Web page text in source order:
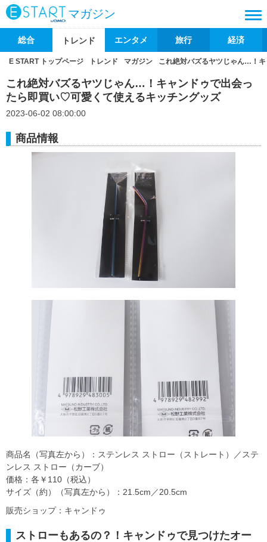
マガジン
総合 トレンド エンタメ 旅行 経済
E START トップページ トレンド マガジン これ絶対バズるヤツじゃん…！
これ絶対バズるヤツじゃん…！キャンドゥで出会っ
たら即買い♡可愛くて使えるキッチングッズ
2023-06-02 08:00:00
商品情報
商品名（写真左から）：ステンレス ストロー（ストレート）／ステ
ンレス ストロー（カーブ）
価格：各￥110（税込）
サイズ（約）（写真左から）：21.5cm／20.5cm
販売ショップ：キャンドゥ
ストローもあるの？！キャンドゥで見つけたオー